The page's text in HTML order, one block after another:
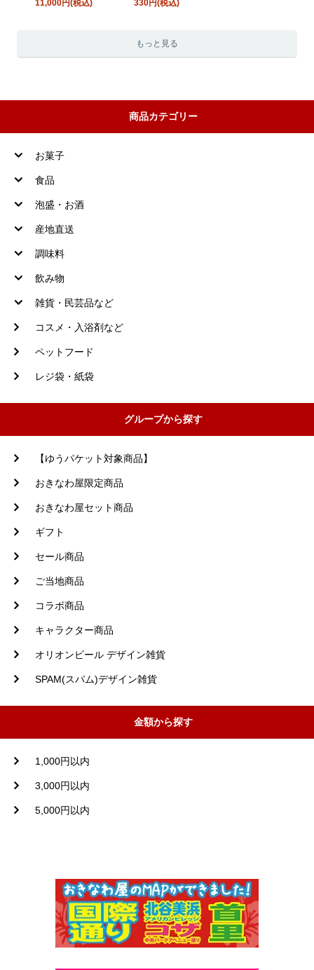
11,000円(税込) 330円(税込)
もっと見る
商品カテゴリー
お菓子
食品
泡盛・お酒
産地直送
調味料
飲み物
雑貨・民芸品など
コスメ・入浴剤など
ペットフード
レジ袋・紙袋
グループから探す
【ゆうパケット対象商品】
おきなわ屋限定商品
おきなわ屋セット商品
ギフト
セール商品
ご当地商品
コラボ商品
キャラクター商品
オリオンビール デザイン雑貨
SPAM(スパム)デザイン雑貨
金額から探す
1,000円以内
3,000円以内
5,000円以内